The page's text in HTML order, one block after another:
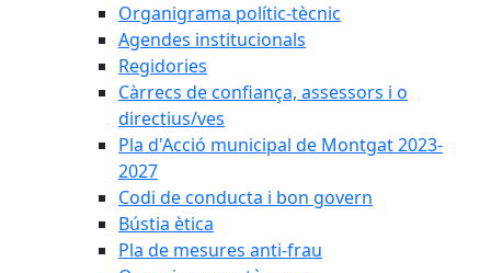
Organigrama polític-tècnic
Agendes institucionals
Regidories
Càrrecs de confiança, assessors i o
directius/ves
Pla d'Acció municipal de Montgat 2023-
2027
Codi de conducta i bon govern
Bústia ètica
Pla de mesures anti-frau